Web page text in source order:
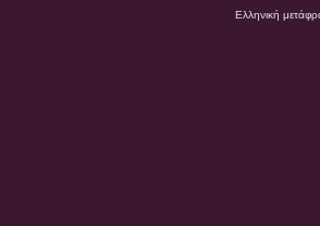
Ελληνική